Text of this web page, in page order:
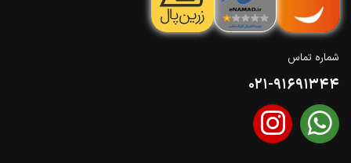
شماره تماس
021-91691344